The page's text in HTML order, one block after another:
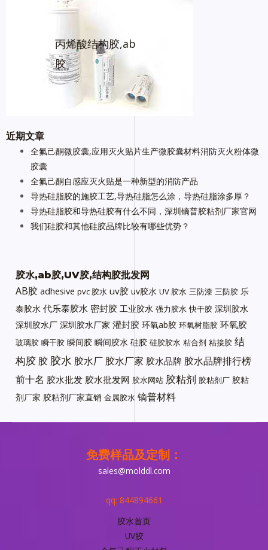
丙烯酸结构胶,ab
胶
近期文章
全氟己酮微胶囊,应用灭火贴片生产微胶囊材料消防灭火粉体微
胶囊
全氟己酮自感应灭火贴是一种新型的消防产品
导热硅脂胶的施胶工艺,导热硅脂怎么涂，导热硅脂涂多厚？
导热硅脂胶和导热硅胶有什么不同，深圳镝普胶粘剂厂家官网
我们硅胶和其他硅胶品牌比较有哪些优势？
胶水,ab胶,UV胶,结构胶批发网
AB胶 adhesive pvc 胶水 uv胶 uv胶水 UV 胶水 三防漆 三防胶 乐
泰胶水 代乐泰胶水 密封胶 工业胶水 强力胶水 快干胶 深圳胶水
深圳胶水厂 深圳胶水厂家 灌封胶 环氧ab胶 环氧树脂胶 环氧胶
玻璃胶 瞬干胶 瞬间胶 瞬间胶水 硅胶 硅胶胶水 粘合剂 粘接胶 结
构胶 胶 胶水 胶水厂 胶水厂家 胶水品牌 胶水品牌排行榜
前十名 胶水批发 胶水批发网 胶水网站 胶粘剂 胶粘剂厂 胶粘
剂厂家 胶粘剂厂家直销 金属胶水 镝普材料
免费样品及定制：
sales@molddl.com
qq: 844894661
胶水首页
UV胶